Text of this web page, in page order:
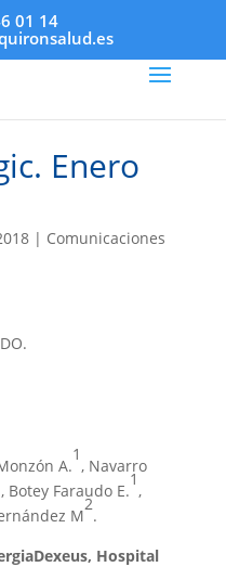
01 14
Enero
| Comunicaciones
A.
1
, Navarro
, Botey Faraudo E.
1
,
M
2
.
Hospital